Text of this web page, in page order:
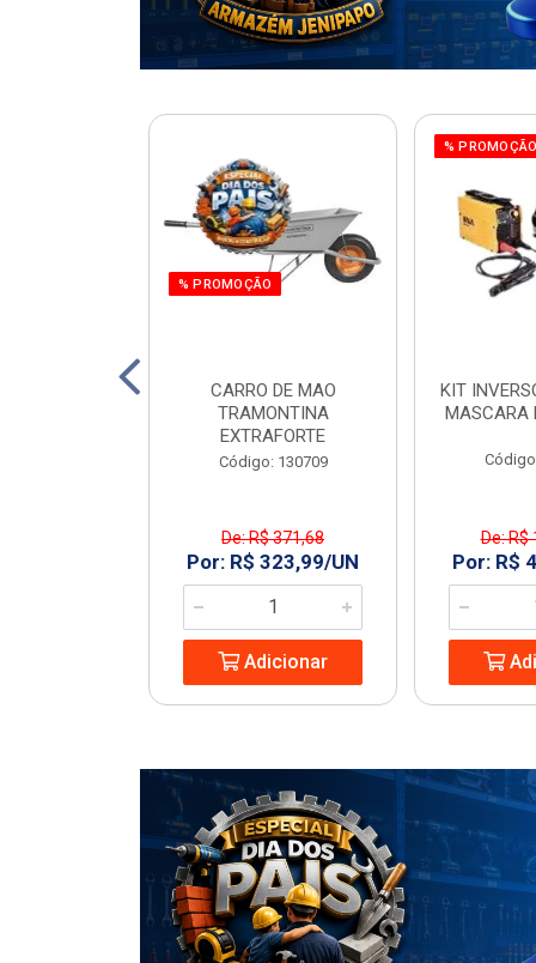
% PROMOÇÃO
CARRO DE MAO
TRAMONTINA
EXTRAFORTE
Código: 130709
De: R$ 371,68
Por: R$ 323,99/UN
Adicionar
%
KIT
MASCARA
De: R$
Por: R$